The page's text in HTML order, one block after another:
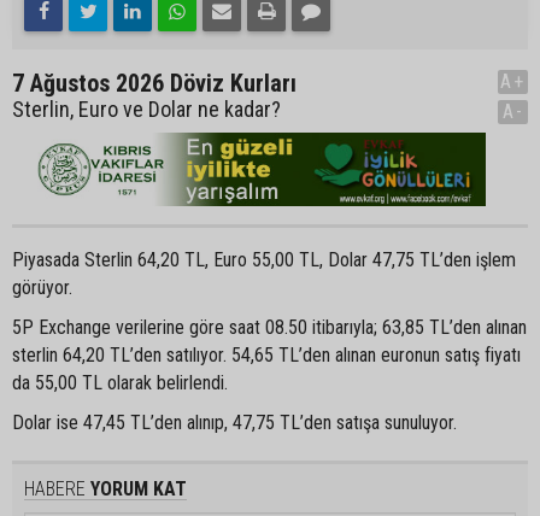
7 Ağustos 2026 Döviz Kurları
Sterlin, Euro ve Dolar ne kadar?
A+
A-
Piyasada Sterlin 64,20 TL, Euro 55,00 TL, Dolar 47,75 TL’den işlem
görüyor.
5P Exchange verilerine göre saat 08.50 itibarıyla; 63,85 TL’den alınan
sterlin 64,20 TL’den satılıyor. 54,65 TL’den alınan euronun satış fiyatı
da 55,00 TL olarak belirlendi.
Dolar ise 47,45 TL’den alınıp, 47,75 TL’den satışa sunuluyor.
HABERE YORUM KAT